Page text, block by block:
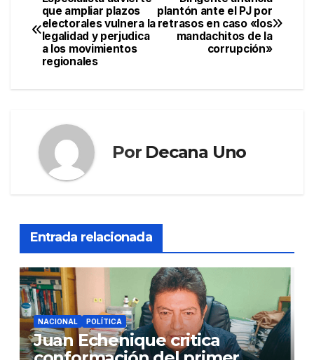
Navegación
de
entradas
plantón ante el PJ por
retrasos en caso «los
mandachitos de la
corrupción»
que ampliar plazos
electorales vulnera la
legalidad y perjudica
a los movimientos
regionales
Por Decana Uno
Entrada relacionada
NACIONAL POLÍTICA
Juan Echenique critica